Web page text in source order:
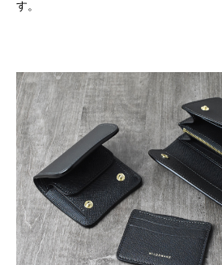
す。